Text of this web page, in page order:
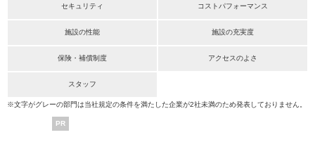
セキュリティ コストパフォーマンス
施設の性能 施設の充実度
保険・補償制度 アクセスのよさ
スタッフ
※文字がグレーの部門は当社規定の条件を満たした企業が2社未満のため発表しておりません。
PR